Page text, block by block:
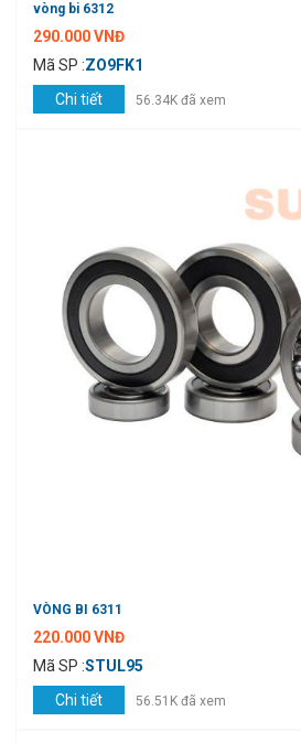
vòng bi 6312
290.000 VNĐ
Mã SP :ZO9FK1
Chi tiết
56.34K đã xem
VÒNG BI 6311
220.000 VNĐ
Mã SP :STUL95
Chi tiết
56.51K đã xem